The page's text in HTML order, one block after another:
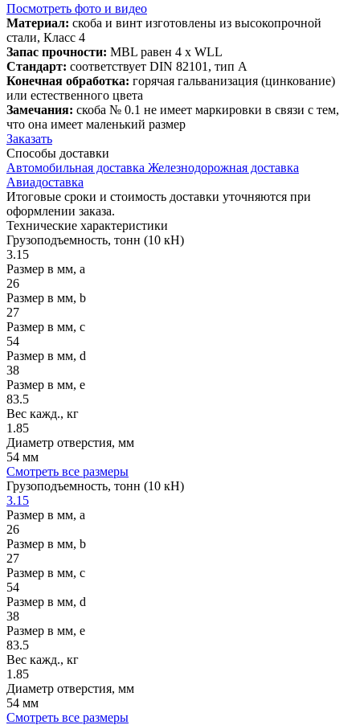
Посмотреть фото и видео
Материал: скоба и винт изготовлены из высокопрочной
стали, Класс 4
Запас прочности: MBL равен 4 x WLL
Стандарт: соответствует DIN 82101, тип A
Конечная обработка: горячая гальванизация (цинкование)
или естественного цвета
Замечания: скоба № 0.1 не имеет маркировки в связи с тем,
что она имеет маленький размер
Заказать
Способы доставки
Автомобильная доставка Железнодорожная доставка
Авиадоставка
Итоговые сроки и стоимость доставки уточняются при
оформлении заказа.
Технические характеристики
Грузоподъемность, тонн (10 кН)
3.15
Размер в мм, a
26
Размер в мм, b
27
Размер в мм, c
54
Размер в мм, d
38
Размер в мм, e
83.5
Вес кажд., кг
1.85
Диаметр отверстия, мм
54 мм
Смотреть все размеры
Грузоподъемность, тонн (10 кН)
3.15
Размер в мм, a
26
Размер в мм, b
27
Размер в мм, c
54
Размер в мм, d
38
Размер в мм, e
83.5
Вес кажд., кг
1.85
Диаметр отверстия, мм
54 мм
Смотреть все размеры